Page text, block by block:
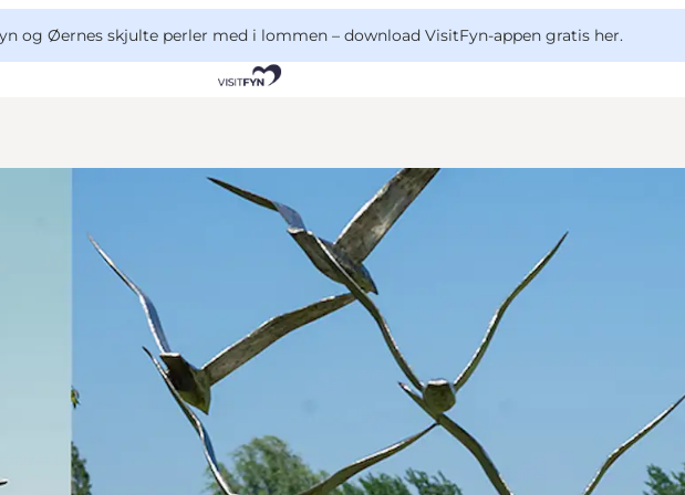
og Øernes skjulte perler med i lommen – download VisitFyn-appen gratis her.